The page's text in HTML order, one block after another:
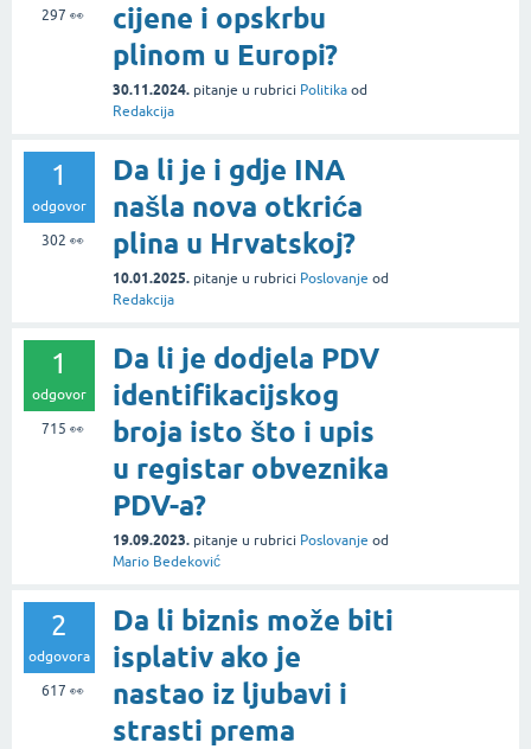
297 👀
cijene i opskrbu
plinom u Europi?
30.11.2024. pitanje u rubrici Politika od
Redakcija
1
odgovor
302 👀
Da li je i gdje INA
našla nova otkrića
plina u Hrvatskoj?
10.01.2025. pitanje u rubrici Poslovanje od
Redakcija
1
odgovor
715 👀
Da li je dodjela PDV
identifikacijskog
broja isto što i upis
u registar obveznika
PDV-a?
19.09.2023. pitanje u rubrici Poslovanje od
Mario Bedeković
2
odgovora
617 👀
Da li biznis može biti
isplativ ako je
nastao iz ljubavi i
strasti prema